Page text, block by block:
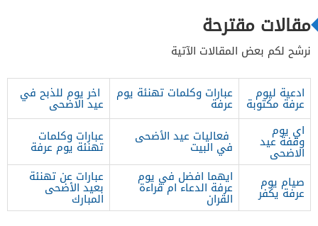
مقالات مقترحة
نرشح لكم بعض المقالات الآتية
ادعية ليوم
عرفة مكتوبة
عبارات وكلمات تهنئة يوم
عرفة
اخر يوم للذبح في
عيد الاضحى
اي يوم
وقفة عيد
الاضحى
فعاليات عيد الأضحى
في البيت
عبارات وكلمات
تهنئة يوم عرفة
صيام يوم
عرفة يكفر
ايهما افضل في يوم
عرفة الدعاء ام قراءة
القران
عبارات عن تهنئة
بعيد الأضحى
المبارك